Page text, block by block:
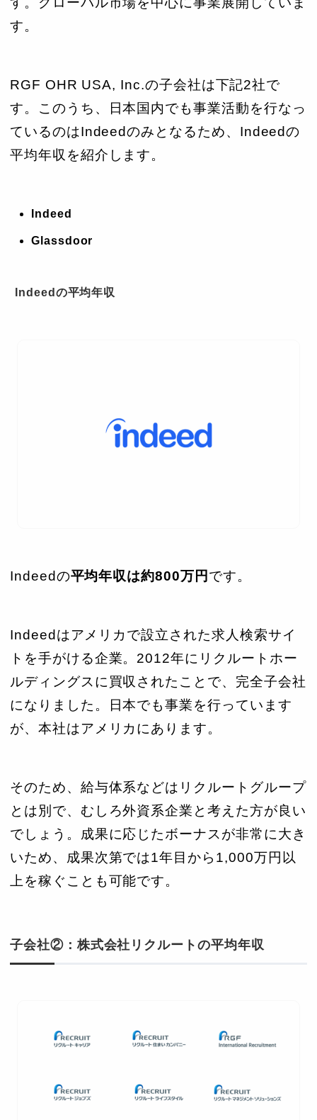
す。
RGF OHR USA, Inc.の子会社は下記2社で
す。このうち、日本国内でも事業活動を行なっ
ているのはIndeedのみとなるため、Indeedの
平均年収を紹介します。
Indeed
Glassdoor
Indeedの平均年収
Indeedの平均年収は約800万円 です。
Indeedはアメリカで設立された求人検索サイ
トを手がける企業。2012年にリクルートホー
ルディングスに買収されたことで、完全子会社
になりました。日本でも事業を行っています
が、本社はアメリカにあります。
そのため、給与体系などはリクルートグループ
とは別で、むしろ外資系企業と考えた方が良い
でしょう。成果に応じたボーナスが非常に大き
いため、成果次第では1年目から1,000万円以
上を稼ぐことも可能です。
子会社②：株式会社リクルートの平均年収